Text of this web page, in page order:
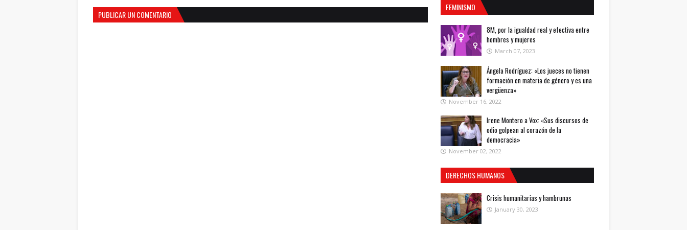
PUBLICAR UN COMENTARIO
FEMINISMO
8M, por la igualdad real y efectiva entre
hombres y mujeres
March 07, 2023
Ángela Rodríguez: «Los jueces no tienen
formación en materia de género y es una
vergüenza»
November 16, 2022
Irene Montero a Vox: «Sus discursos de
odio golpean al corazón de la
democracia»
November 02, 2022
DERECHOS HUMANOS
Crisis humanitarias y hambrunas
January 30, 2023